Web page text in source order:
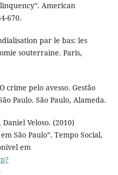
American
670.
par le bas: les
souterraine. Paris,
crime pelo avesso. Gestão
Paulo. São Paulo, Alameda.
Veloso. (2010)
São Paulo”. Tempo Social,
em